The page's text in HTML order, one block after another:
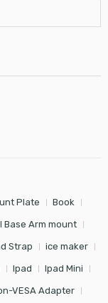
Plate Book
Base Arm mount
Strap ice maker
Ipad Ipad Mini
VESA Adapter